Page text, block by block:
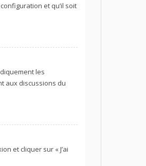
et qu’il soit
les
aux discussions du
et cliquer sur « J’ai